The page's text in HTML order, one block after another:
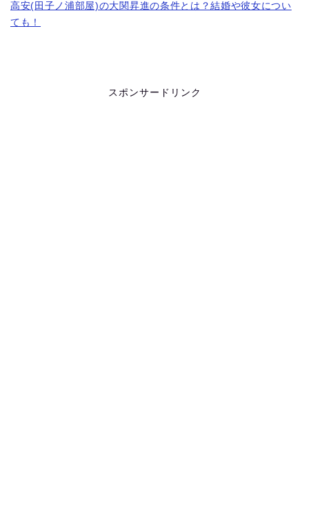
高安(田子ノ浦部屋)の大関昇進の条件とは？結婚や彼女につい
ても！
スポンサードリンク